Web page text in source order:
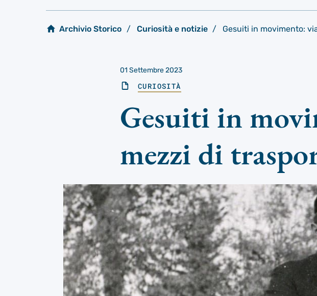
Archivio Storico Curiosità e notizie Gesuiti in movimento:
01 Settembre 2023
CURIOSITÀ
Gesuiti in
mezzi di